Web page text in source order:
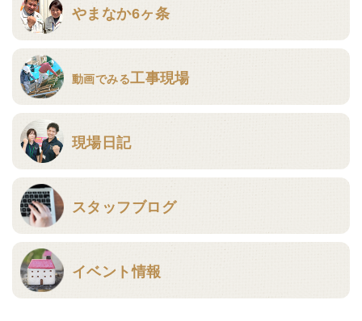
やまなか6ヶ条
動画でみる工事現場
現場日記
スタッフブログ
イベント情報